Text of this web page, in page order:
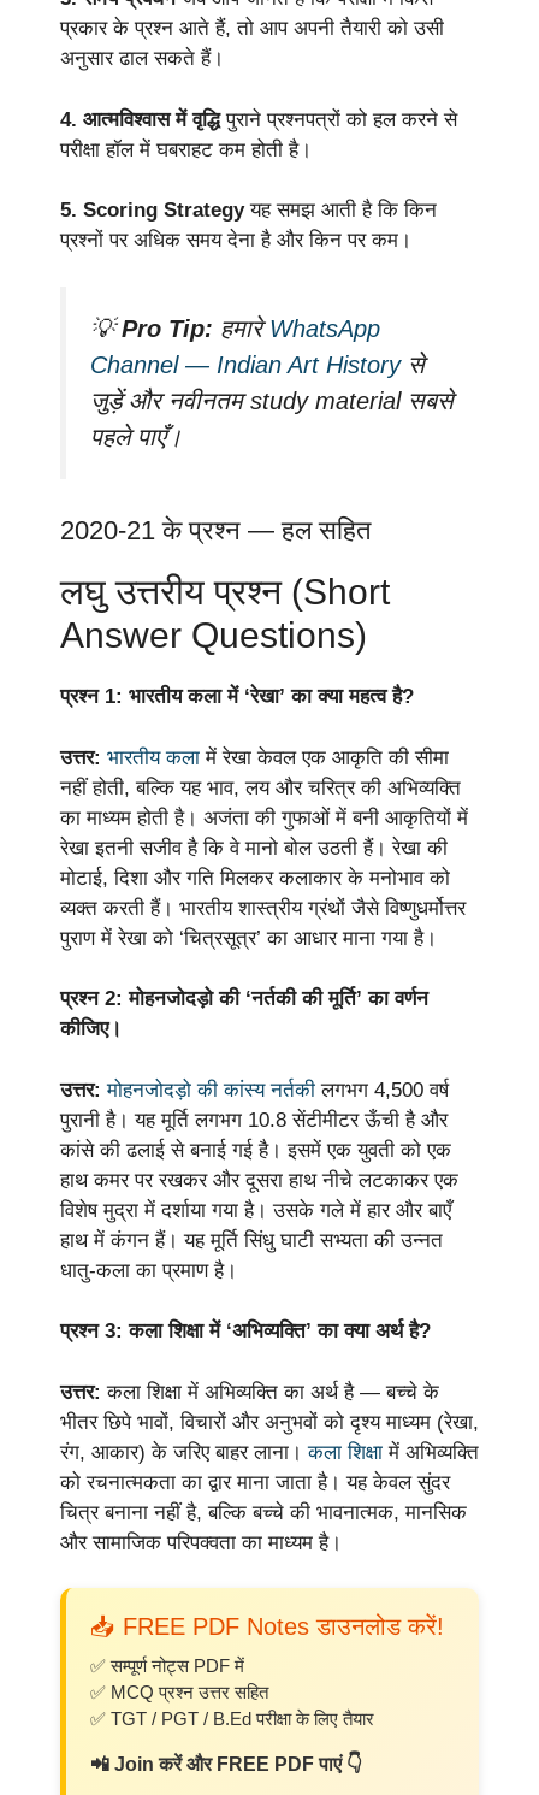
प्रकार के प्रश्न आते हैं, तो आप अपनी तैयारी को उसी
अनुसार ढाल सकते हैं।
4. आत्मविश्वास में वृद्धिपुराने प्रश्नपत्रों को हल करने से
परीक्षा हॉल में घबराहट कम होती है।
5. Scoring Strategyयह समझ आती है कि किन
प्रश्नों पर अधिक समय देना है और किन पर कम।
💡Pro Tip: हमारेWhatsApp
Channel — Indian Art Historyसे
जुड़ें और नवीनतम study material सबसे
पहले पाएँ।
2020-21 के प्रश्न — हल सहित
लघु उत्तरीय प्रश्न (Short
Answer Questions)
प्रश्न 1: भारतीय कला में ‘रेखा’ का क्या महत्व है?
उत्तर: भारतीय कला में रेखा केवल एक आकृति की सीमा
नहीं होती, बल्कि यह भाव, लय और चरित्र की अभिव्यक्ति
का माध्यम होती है। अजंता की गुफाओं में बनी आकृतियों में
रेखा इतनी सजीव है कि वे मानो बोल उठती हैं। रेखा की
मोटाई, दिशा और गति मिलकर कलाकार के मनोभाव को
व्यक्त करती हैं। भारतीय शास्त्रीय ग्रंथों जैसे विष्णुधर्मोत्तर
पुराण में रेखा को ‘चित्रसूत्र’ का आधार माना गया है।
प्रश्न 2: मोहनजोदड़ो की ‘नर्तकी की मूर्ति’ का वर्णन
कीजिए।
उत्तर: मोहनजोदड़ो की कांस्य नर्तकी लगभग 4,500 वर्ष
पुरानी है। यह मूर्ति लगभग 10.8 सेंटीमीटर ऊँची है और
कांसे की ढलाई से बनाई गई है। इसमें एक युवती को एक
हाथ कमर पर रखकर और दूसरा हाथ नीचे लटकाकर एक
विशेष मुद्रा में दर्शाया गया है। उसके गले में हार और बाएँ
हाथ में कंगन हैं। यह मूर्ति सिंधु घाटी सभ्यता की उन्नत
धातु-कला का प्रमाण है।
प्रश्न 3: कला शिक्षा में ‘अभिव्यक्ति’ का क्या अर्थ है?
उत्तर: कला शिक्षा में अभिव्यक्ति का अर्थ है — बच्चे के
भीतर छिपे भावों, विचारों और अनुभवों को दृश्य माध्यम (रेखा,
रंग, आकार) के जरिए बाहर लाना।कला शिक्षा में अभिव्यक्ति
को रचनात्मकता का द्वार माना जाता है। यह केवल सुंदर
चित्र बनाना नहीं है, बल्कि बच्चे की भावनात्मक, मानसिक
और सामाजिक परिपक्वता का माध्यम है।
📥 FREE PDF Notes डाउनलोड करें!
✅ सम्पूर्ण नोट्स PDF में
✅ MCQ प्रश्न उत्तर सहित
✅ TGT / PGT / B.Ed परीक्षा के लिए तैयार
📲 Join करें और FREE PDF पाएं 👇